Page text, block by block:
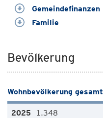
Gemeindefinanzen
Familie
Bevölkerung
Wohnbevölkerung gesamt
1.348